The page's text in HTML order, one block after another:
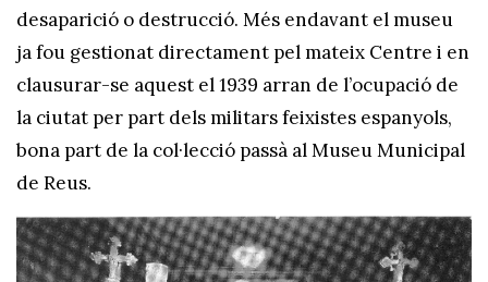
desaparició o destrucció. Més endavant el museu
ja fou gestionat directament pel mateix Centre i en
clausurar-se aquest el 1939 arran de l’ocupació de
la ciutat per part dels militars feixistes espanyols,
bona part de la col·lecció passà al Museu Municipal
de Reus.